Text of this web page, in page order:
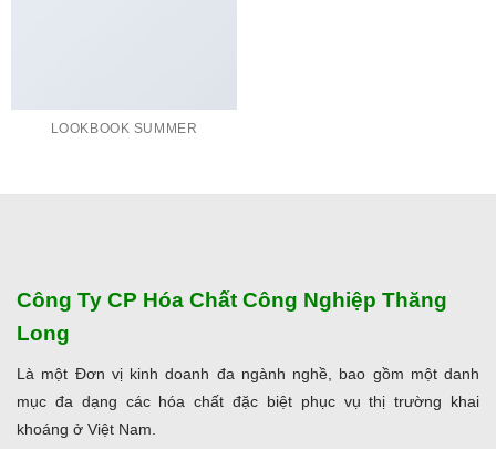
LOOKBOOK SUMMER
Công Ty CP Hóa Chất Công Nghiệp Thăng
Long
Là một Đơn vị kinh doanh đa ngành nghề, bao gồm một danh
mục đa dạng các hóa chất đặc biệt phục vụ thị trường khai
khoáng ở Việt Nam.